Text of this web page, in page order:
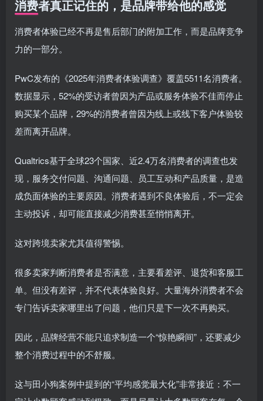
消费者真正记住的，是品牌带给他的感觉
消费者体验已经不再是售后部门的附加工作，而是品牌竞争
力的一部分。
PwC发布的《2025年消费者体验调查》覆盖5511名消费者。
数据显示，52%的受访者曾因为产品或服务体验不佳而停止
购买某个品牌，29%的消费者曾因为线上或线下客户体验较
差而离开品牌。
Qualtrics基于全球23个国家、近2.4万名消费者的调查也发
现，服务交付问题、沟通问题、员工互动和产品质量，是造
成负面体验的主要原因。消费者遇到不良体验后，不一定会
主动投诉，却可能直接减少消费甚至悄悄离开。
这对跨境卖家尤其值得警惕。
很多卖家判断消费者是否满意，主要看差评、退货和客服工
单。但没有差评，并不代表体验良好。大量海外消费者不会
专门告诉卖家哪里出了问题，他们只是下一次不再购买。
因此，品牌经营不能只追求制造一个“惊艳瞬间”，还要减少
整个消费过程中的不舒服。
这与田小狗案例中提到的“平均感觉最大化”非常接近：不一